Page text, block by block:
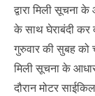
द्वारा मिली सूचना
के साथ घेराबंदी कर
गुरुवार की सुबह को
मिली सूचना के
दौरान मोटर